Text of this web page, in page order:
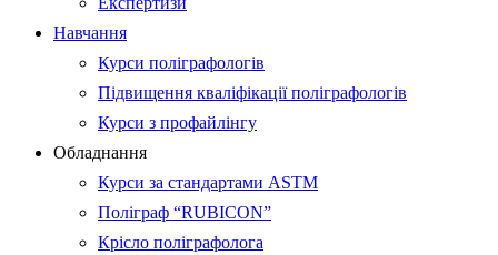
Навчання
Курси поліграфологів
Підвищення кваліфікації поліграфологів
Курси з профайлінгу
Обладнання
Курси за стандартами ASTM
Поліграф “RUBICON”
Крісло поліграфолога